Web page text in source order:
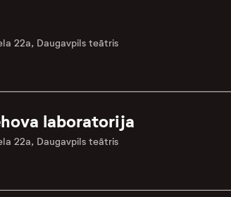
22a, Daugavpils teātris
laboratorija
22a, Daugavpils teātris